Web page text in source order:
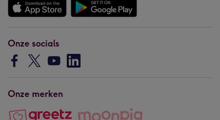
Onze socials
Onze merken